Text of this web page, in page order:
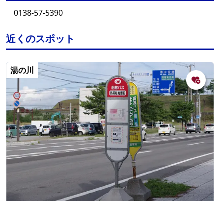
0138-57-5390
近くのスポット
湯の川